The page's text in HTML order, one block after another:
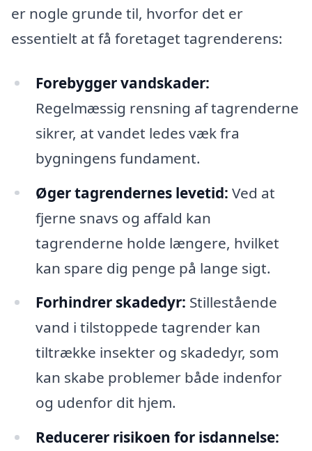
er nogle grunde til, hvorfor det er
essentielt at få foretaget tagrenderens:
Forebygger vandskader:
Regelmæssig rensning af tagrenderne
sikrer, at vandet ledes væk fra
bygningens fundament.
Øger tagrendernes levetid: Ved at
fjerne snavs og affald kan
tagrenderne holde længere, hvilket
kan spare dig penge på lange sigt.
Forhindrer skadedyr: Stillestående
vand i tilstoppede tagrender kan
tiltrække insekter og skadedyr, som
kan skabe problemer både indenfor
og udenfor dit hjem.
Reducerer risikoen for isdannelse: